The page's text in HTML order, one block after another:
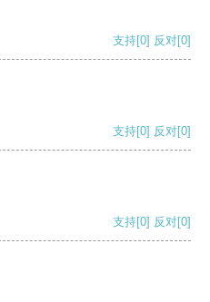
支持[0] 反对[0]
支持[0] 反对[0]
支持[0] 反对[0]